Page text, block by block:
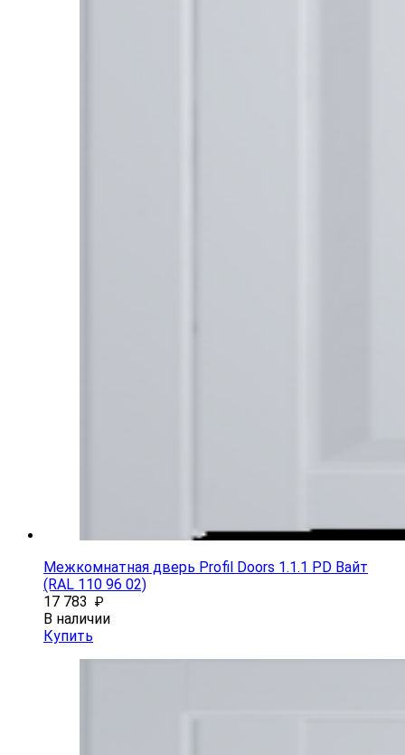
Межкомнатная дверь Profil Doors 1.1.1 PD Вайт
(RAL 110 96 02)
17 783 ₽
В наличии
Купить